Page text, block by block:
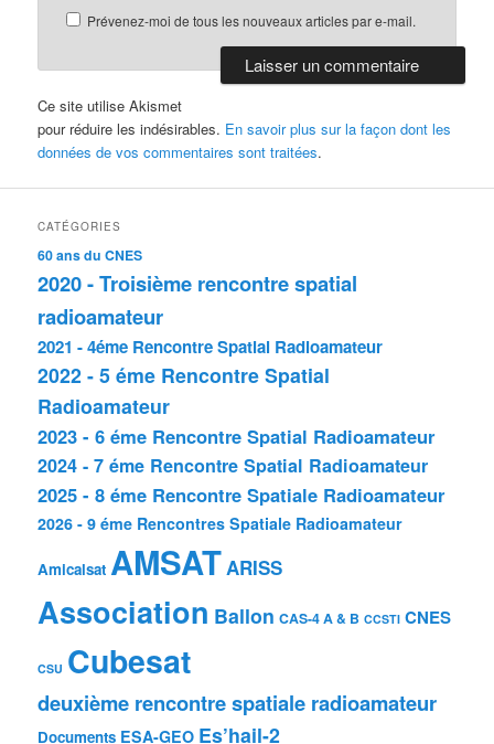
Prévenez-moi de tous les nouveaux articles par e-mail.
Ce site utilise Akismet
pour réduire les indésirables. En savoir plus sur la façon dont les
données de vos commentaires sont traitées.
CATÉGORIES
60 ans du CNES
2020 - Troisième rencontre spatial
radioamateur
2021 - 4éme Rencontre Spatial Radioamateur
2022 - 5 éme Rencontre Spatial
Radioamateur
2023 - 6 éme Rencontre Spatial Radioamateur
2024 - 7 éme Rencontre Spatial Radioamateur
2025 - 8 éme Rencontre Spatiale Radioamateur
2026 - 9 éme Rencontres Spatiale Radioamateur
Amicalsat AMSAT ARISS
Association Ballon CAS-4 A & B CCSTI CNES
CSU Cubesat
deuxième rencontre spatiale radioamateur
Documents ESA-GEO Es’hail-2